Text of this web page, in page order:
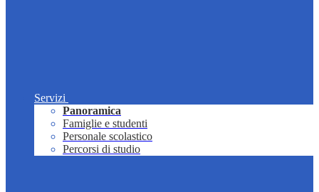
Servizi
Panoramica
Famiglie e studenti
Personale scolastico
Percorsi di studio